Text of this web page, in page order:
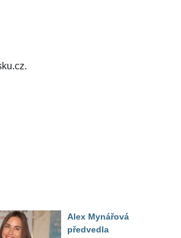
Alex Mynářová
předvedla